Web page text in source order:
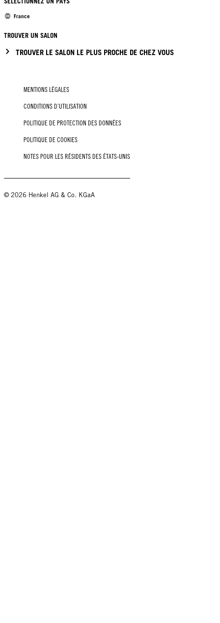
France
TROUVER UN SALON
TROUVER LE SALON LE PLUS PROCHE DE CHEZ VOUS
MENTIONS LÉGALES
CONDITIONS D’UTILISATION
POLITIQUE DE PROTECTION DES DONNÉES
POLITIQUE DE COOKIES
NOTES POUR LES RÉSIDENTS DES ÉTATS-UNIS
© 2026 Henkel AG & Co. KGaA